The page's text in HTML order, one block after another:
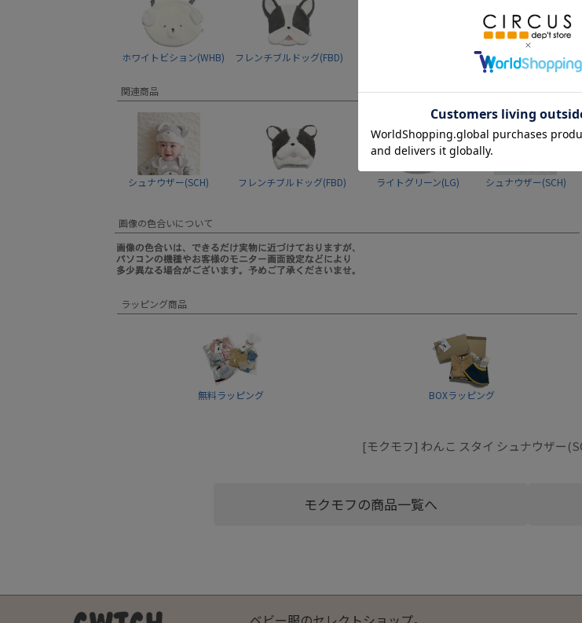
ホワイトビション(WHB) フレンチブルドッグ(FBD)
関連商品
シュナウザー(SCH) フレンチブルドッグ(FBD) ライトグリーン(LG) シュナウザー(SCH)
画像の色合いについて
ラッピング商品
無料ラッピング BOXラッピング
[モクモフ] わんこ スタイ シュナウザー
モクモフの商品一覧へ